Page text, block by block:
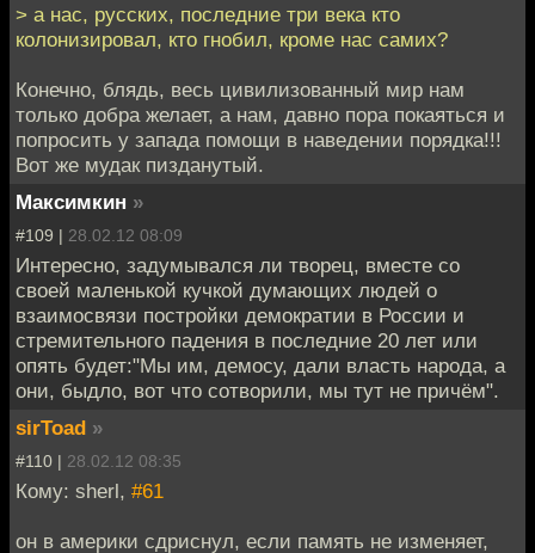
> а нас, русских, последние три века кто
колонизировал, кто гнобил, кроме нас самих?
Конечно, блядь, весь цивилизованный мир нам
только добра желает, а нам, давно пора покаяться и
попросить у запада помощи в наведении порядка!!!
Вот же мудак пизданутый.
Максимкин »
#109 | 28.02.12 08:09
Интересно, задумывался ли творец, вместе со
своей маленькой кучкой думающих людей о
взаимосвязи постройки демократии в России и
стремительного падения в последние 20 лет или
опять будет:"Мы им, демосу, дали власть народа, а
они, быдло, вот что сотворили, мы тут не причём".
sirToad »
#110 | 28.02.12 08:35
Кому: sherl, #61
он в америки сдриснул, если память не изменяет,